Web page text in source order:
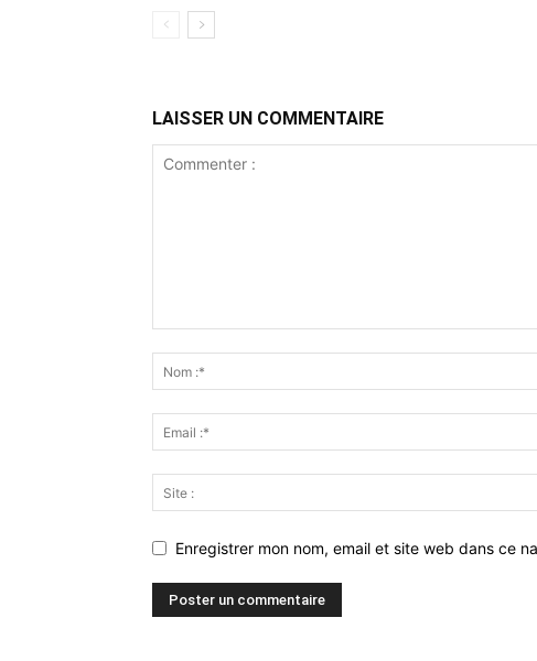
LAISSER UN COMMENTAIRE
Enregistrer mon nom, email et site web dans ce